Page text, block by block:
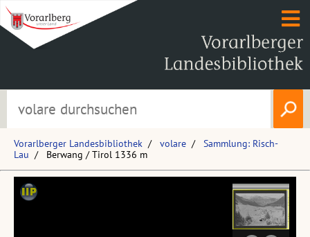
Vorarlberger Landesbibliothek volare
Sammlung: Risch-
Lau
Berwang / Tirol 1336 m